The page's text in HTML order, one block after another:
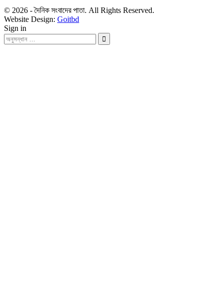
© 2026 - দৈনিক সংবাদের পাতা. All Rights Reserved.
Website Design: Goitbd
Sign in